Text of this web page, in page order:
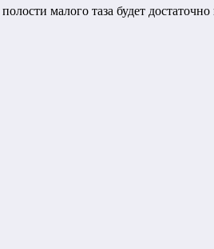
малого таза будет достаточно